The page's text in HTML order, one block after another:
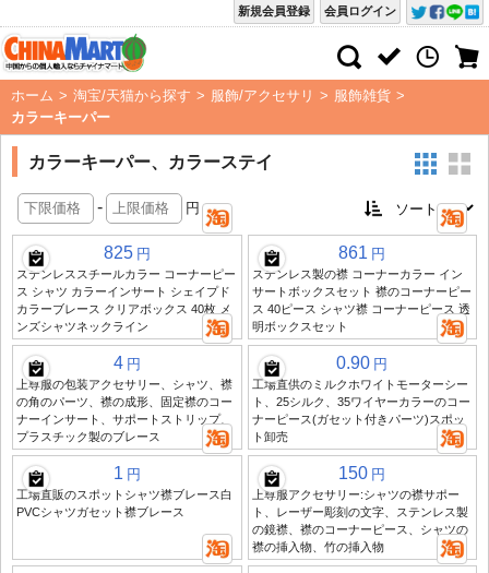
会員ログイン
新規会員登録
ホーム > 淘宝/天猫から探す > 服飾/アクセサリ > 服飾雑貨 >
カラーキーパー
カラーキーパー、カラーステイ
- 円
825 円
ステンレススチールカラー コーナーピー
ス シャツ カラーインサート シェイプド
カラーブレース クリアボックス 40枚 メ
ンズシャツネックライン
861 円
ステンレス製の襟 コーナーカラー イン
サートボックスセット 襟のコーナーピー
ス 40ピース シャツ襟 コーナーピース 透
明ボックスセット
4 円
上尊服の包装アクセサリー、シャツ、襟
の角のパーツ、襟の成形、固定襟のコー
ナーインサート、サポートストリップ、
プラスチック製のブレース
0.90 円
工場直供のミルクホワイトモーターシー
ト、25シルク、35ワイヤーカラーのコー
ナーピース(ガセット付きパーツ)スポッ
ト卸売
1 円
工場直販のスポットシャツ襟ブレース白
PVCシャツガセット襟ブレース
150 円
上尊服アクセサリー:シャツの襟サポー
ト、レーザー彫刻の文字、ステンレス製
の鏡襟、襟のコーナーピース、シャツの
襟の挿入物、竹の挿入物